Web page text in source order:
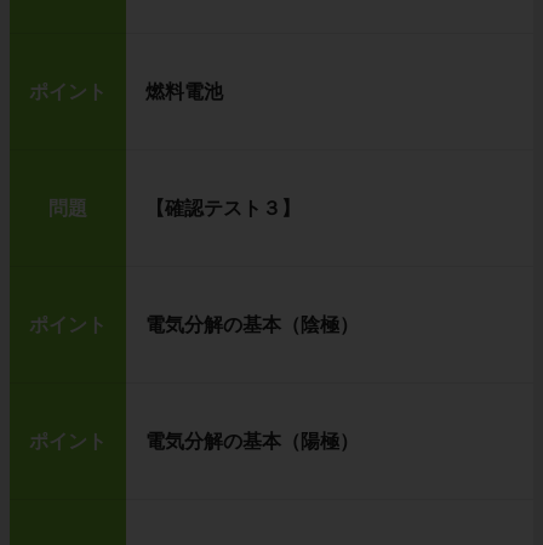
ポイント 燃料電池
問題 【確認テスト３】
ポイント 電気分解の基本（陰極）
ポイント 電気分解の基本（陽極）